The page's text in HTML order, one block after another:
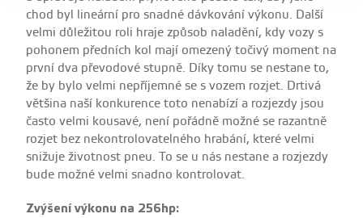
chod byl lineární pro snadné dávkování výkonu. Další
velmi důležitou roli hraje způsob naladění, kdy vozy s
pohonem předních kol mají omezený točivý moment na
první dva převodové stupně. Díky tomu se nestane to,
že by bylo velmi nepříjemné se s vozem rozjet. Drtivá
většina naší konkurence toto nenabízí a rozjezdy jsou
často velmi kousavé, není pořádně možné se razantně
rozjet bez nekontrolovatelného hrabání, které velmi
snižuje životnost pneu. To se u nás nestane a rozjezdy
bude možné velmi snadno kontrolovat.
Zvýšení výkonu na 256hp: